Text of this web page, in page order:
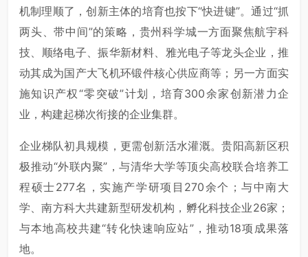
机制理顺了，创新主体的培育也按下“快进键”。通过“抓
两头、带中间”的策略，贵州科学城一方面聚焦航宇科
技、顺络电子、振华新材料、雅光电子等龙头企业，推
动其成为国产大飞机环锻件核心供应商等；另一方面实
施知识产权“零突破”计划，培育300余家创新潜力企
业，构建起梯次衔接的企业集群。
企业梯队初具规模，更需创新活水灌溉。贵阳高新区积
极推动“外联内聚”，与清华大学等顶尖高校联合培养工
程硕士277名，实施产学研项目270余个；与中南大
学、南方科大共建新型研发机构，孵化科技企业26家；
与本地高校共建“转化快速响应站”，推动18项成果落
地。